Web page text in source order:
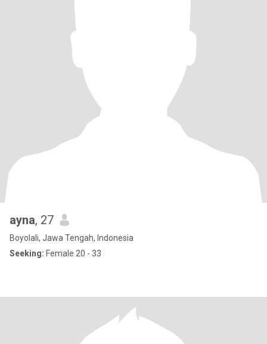
ayna, 27
Boyolali, Jawa Tengah, Indonesia
Seeking: Female 20 - 33